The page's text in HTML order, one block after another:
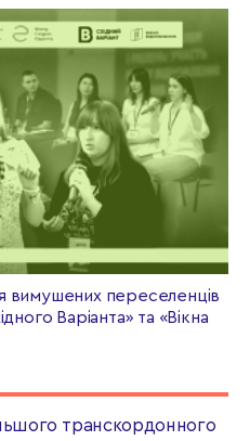
вимушених переселенців
Варіанта» та «Вікна
транскордонного